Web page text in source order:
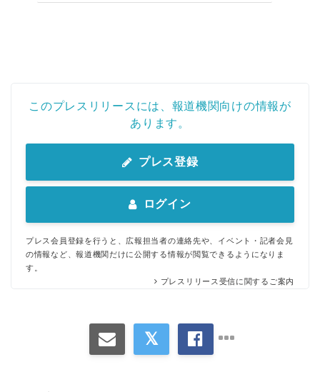
このプレスリリースには、報道機関向けの情報が
あります。
プレス登録
ログイン
プレス会員登録を行うと、広報担当者の連絡先や、イベント・記者会見
の情報など、報道機関だけに公開する情報が閲覧できるようになりま
す。
プレスリリース受信に関するご案内